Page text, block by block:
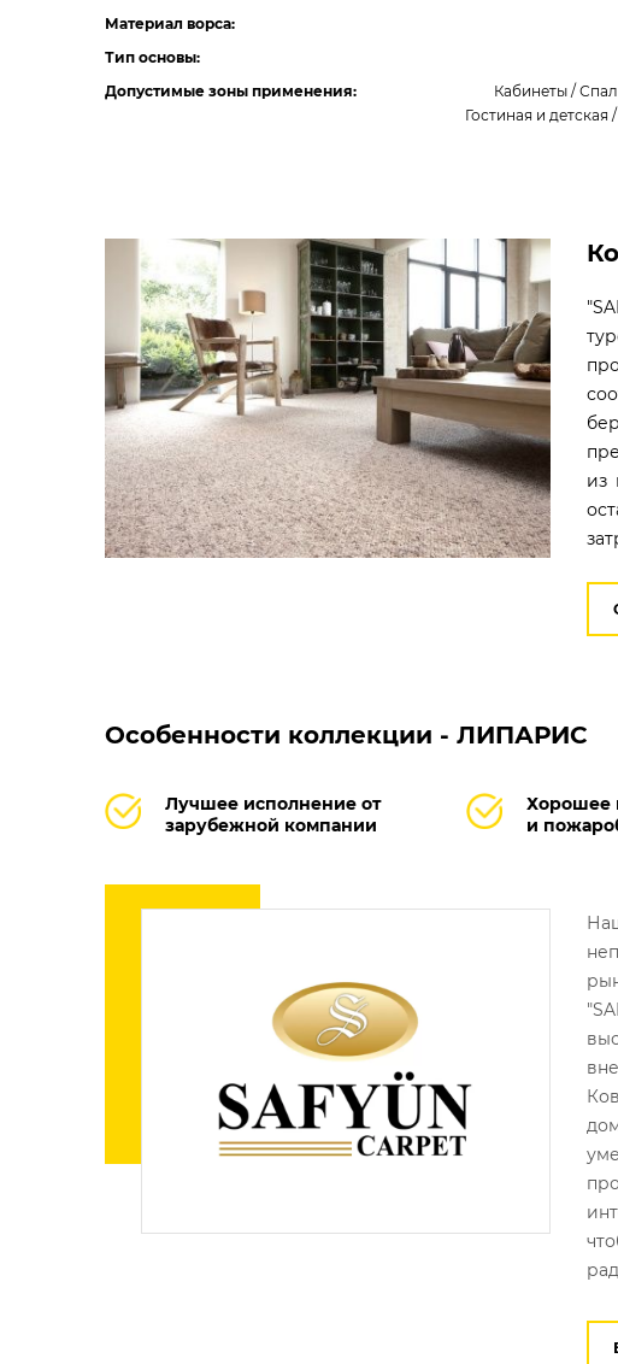
Материал ворса:
Тип основы:
Допустимые зоны применения:
Кабинеты /
Гостиная и
из
Особенности коллекции - ЛИПАРИС
Лучшее исполнение от
зарубежной компании
Хорошее
и